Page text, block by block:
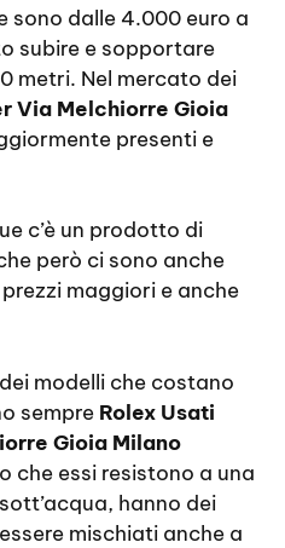
sono dalle 4.000 euro a
subire e sopportare
metri. Nel mercato dei
Via Melchiorre Gioia
presenti e
c’è un prodotto di
però ci sono anche
maggiori e anche
modelli che costano
sempre Rolex Usati
Gioia Milano
che essi resistono a una
hanno dei
mischiati anche a